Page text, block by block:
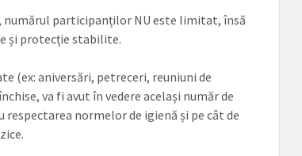
numărul participanților NU este limitat, însă
și protecție stabilite.
(ex: aniversări, petreceri, reuniuni de
va fi avut în vedere același număr de
respectarea normelor de igienă și pe cât de